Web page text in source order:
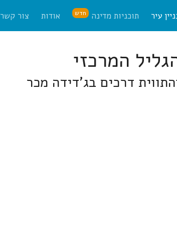
עיר תוכניות מדינה חדש אודות צור קשר
דרכים בג'דידה מכר